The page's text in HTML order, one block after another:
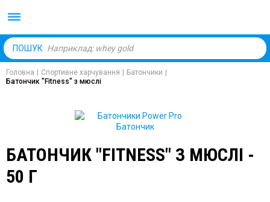
ПОШУК
Головна Спортивне харчування Батончики
Батончик "Fitness" з мюслі
БАТОНЧИК "FITNESS" З МЮСЛІ -
50 Г